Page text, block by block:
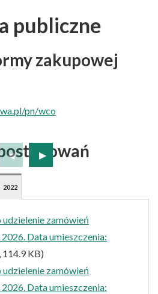
publiczne
zakupowej
pn/wco
2022
zamówień
Data umieszczenia:
114.9 KB)
zamówień
Data umieszczenia: